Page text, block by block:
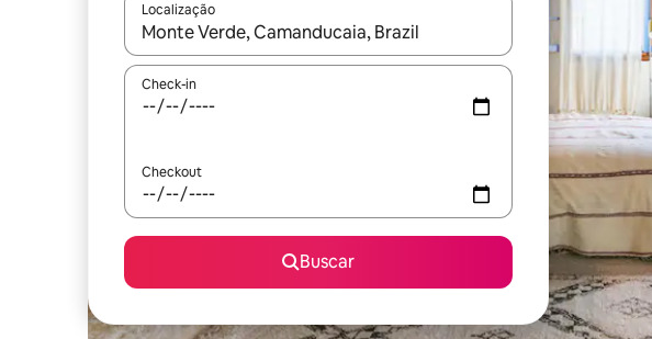
Localização
Quando os resultados estiverem disponíveis, explore-os usando as
Check-in
Checkout
Buscar